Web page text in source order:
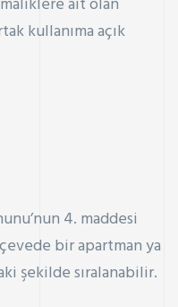
kullanıma açık
4. maddesi
bir apartman ya
şekilde sıralanabilir.